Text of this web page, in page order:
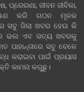
ପ୍ରେରଣା, ଜୀବନ ଜୀବିକା,
କରି ଗଠନ ମୂଳକ
ସବୁ ଜିଲା ଖବର ହେଉ କି
ଭଲ ଏବ ସତ୍ୟ ଖବରକୁ
ପାହାନ୍ତାରେ ସବୁ ବେଳେ
କରାଇବା ପାଇଁ ପ୍ରୟାସ
କାମନା କରୁଛୁ।